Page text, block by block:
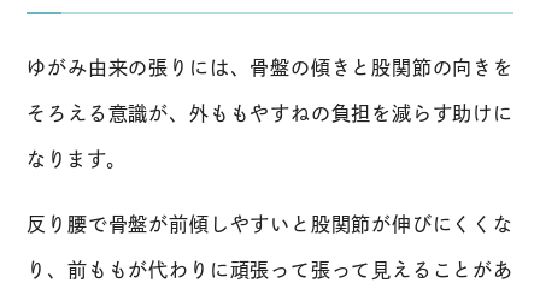
ゆがみ由来の張りには、骨盤の傾きと股関節の向きを
そろえる意識が、外ももやすねの負担を減らす助けに
なります。
反り腰で骨盤が前傾しやすいと股関節が伸びにくくな
り、前ももが代わりに頑張って張って見えることがあ